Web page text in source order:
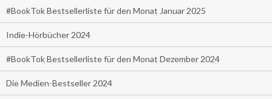
#BookTok Bestsellerliste für den Monat Januar 2025
Indie-Hörbücher 2024
#BookTok Bestsellerliste für den Monat Dezember 2024
Die Medien-Bestseller 2024